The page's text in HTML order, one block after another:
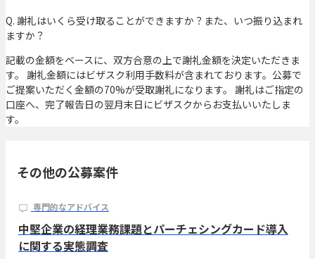
Q. 謝礼はいくら受け取ることができますか？また、いつ振り込まれ
ますか？
記載の金額をベースに、双方合意の上で謝礼金額を決定いただきま
す。 謝礼金額にはビザスク利用手数料が含まれております。公募で
ご提案いただく金額の70%が受取謝礼になります。 謝礼はご指定の
口座へ、完了報告日の翌月末日にビザスクからお支払いいたしま
す。
その他の公募案件
専門的なアドバイス
中堅企業の経理業務課題とパーチェシングカード導入
に関する実態調査